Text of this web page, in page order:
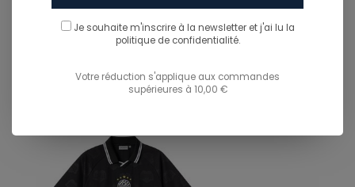
You might also like...
Je souhaite m'inscrire à la newsletter et j'ai lu la
politique de confidentialité.
Votre réduction s'applique aux commandes
supérieures à 10,00 €